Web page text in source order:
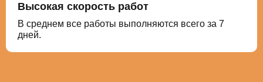
Высокая скорость работ
В среднем все работы выполняются всего за 7
дней.